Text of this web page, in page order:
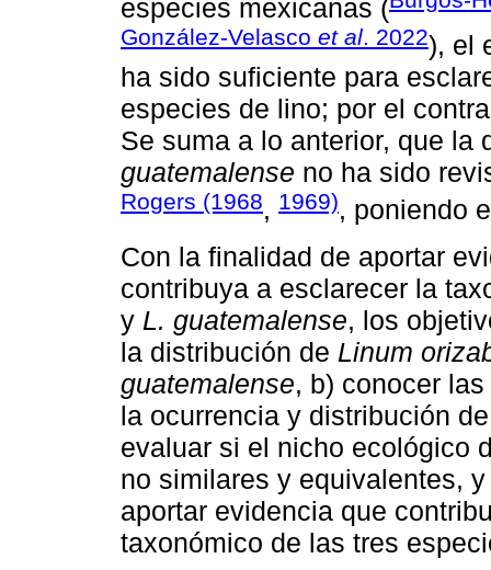
especies mexicanas (
González-Velasco et al. 2022), el
ha sido suficiente para
especies de lino; por el
Se suma a lo anterior, que
guatemalense no ha sido
Rogers (1968, 1969), poniendo
Con la finalidad de aportar
contribuya a esclarecer la
y L. guatemalense, los
la distribución de Linum
guatemalense, b) conocer
la ocurrencia y distribución
evaluar si el nicho ecológico
no similares y equivalentes,
aportar evidencia que
taxonómico de las tres